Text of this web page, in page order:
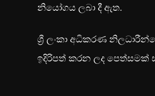
නියෝගය ලබා දී ඇත.
ශ්‍රී ලංකා අධිකරණ
ඉදිරිපත් කරන ලද පෙත්සමක්